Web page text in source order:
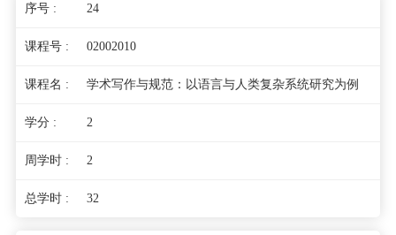
24
02002010
学术写作与规范：以语言与人类复杂系统研究为例
2
2
32